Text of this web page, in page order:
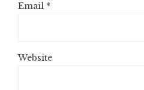
Email *
Website